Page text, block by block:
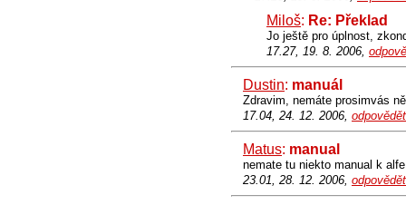
Miloš: Re: Překlad
Jo ještě pro úplnost,
17.27, 19. 8. 2006,
Dustin: manuál
Zdravim, nemáte prosimvás
17.04, 24. 12. 2006, odpovědět
Matus: manual
nemate tu niekto manual k
23.01, 28. 12. 2006, odpovědět